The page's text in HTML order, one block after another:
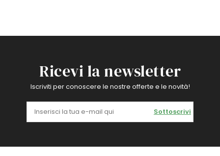
Ricevi la newsletter
Iscriviti per conoscere le nostre offerte e le novità!
Sottoscrivi